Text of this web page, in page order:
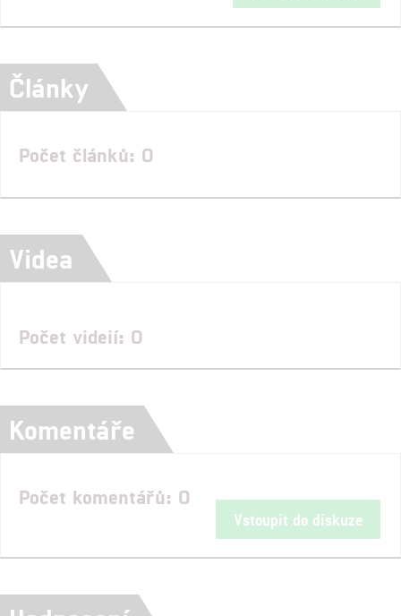
Články
Počet článků: 0
Videa
Počet videií: 0
Komentáře
Počet komentářů: 0
Vstoupit do diskuze